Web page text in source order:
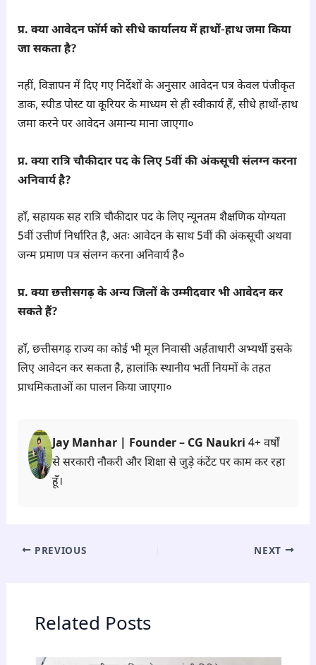
प्र. क्या आवेदन फॉर्म को सीधे कार्यालय में हाथों-हाथ जमा किया
जा सकता है?
नहीं, विज्ञापन में दिए गए निर्देशों के अनुसार आवेदन पत्र केवल पंजीकृत
डाक, स्पीड पोस्ट या कूरियर के माध्यम से ही स्वीकार्य हैं, सीधे हाथों-हाथ
जमा करने पर आवेदन अमान्य माना जाएगा०
प्र. क्या रात्रि चौकीदार पद के लिए 5वीं की अंकसूची संलग्न करना
अनिवार्य है?
हाँ, सहायक सह रात्रि चौकीदार पद के लिए न्यूनतम शैक्षणिक योग्यता
5वीं उत्तीर्ण निर्धारित है, अतः आवेदन के साथ 5वीं की अंकसूची अथवा
जन्म प्रमाण पत्र संलग्न करना अनिवार्य है०
प्र. क्या छत्तीसगढ़ के अन्य जिलों के उम्मीदवार भी आवेदन कर
सकते हैं?
हाँ, छत्तीसगढ़ राज्य का कोई भी मूल निवासी अर्हताधारी अभ्यर्थी इसके
लिए आवेदन कर सकता है, हालांकि स्थानीय भर्ती नियमों के तहत
प्राथमिकताओं का पालन किया जाएगा०
Jay Manhar | Founder – CG Naukri4+ वर्षों
से सरकारी नौकरी और शिक्षा से जुड़े कंटेंट पर काम कर रहा
हूँ।
PREVIOUS NEXT
Related Posts